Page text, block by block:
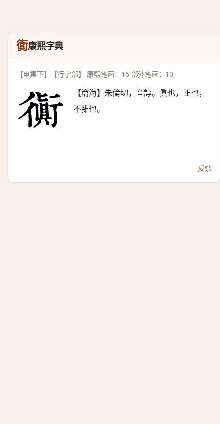
衠康熙字典
【申集下】【行字部】 康熙笔画：16 部外笔画：10
【篇海】朱倫切，音諄。眞也，正也，
不雜也。
反馈